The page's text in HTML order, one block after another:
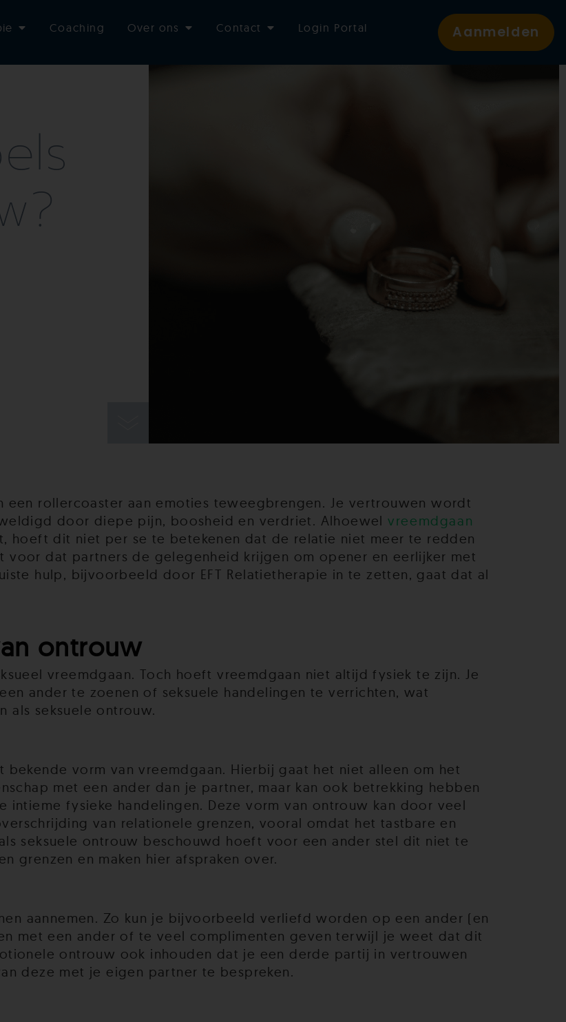
Coaching Over ons Contact Login Portal Aanmelden
een rollercoaster aan emoties teweegbrengen. Je vertrouwen wordt
door diepe pijn, boosheid en verdriet. Alhoewelvreemdgaan
hoeft dit niet per se te betekenen dat de relatie niet meer te redden
voor dat partners de gelegenheid krijgen om opener en eerlijker met
hulp, bijvoorbeeld door EFT Relatietherapie in te zetten, gaat dat al
ontrouw
vreemdgaan. Toch hoeft vreemdgaan niet altijd fysiek te zijn. Je
ander te zoenen of seksuele handelingen te verrichten, wat
als seksuele ontrouw.
bekende vorm van vreemdgaan. Hierbij gaat het niet alleen om het
met een ander dan je partner, maar kan ook betrekking hebben
intieme fysieke handelingen. Deze vorm van ontrouw kan door veel
van relationele grenzen, vooral omdat het tastbare en
seksuele ontrouw beschouwd hoeft voor een ander stel dit niet te
grenzen en maken hier afspraken over.
aannemen. Zo kun je bijvoorbeeld verliefd worden op een ander (en
met een ander of te veel complimenten geven terwijl je weet dat dit
ontrouw ook inhouden dat je een derde partij in vertrouwen
deze met je eigen partner te bespreken.